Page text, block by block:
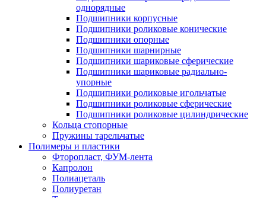
однорядные
Подшипники корпусные
Подшипники роликовые конические
Подшипники опорные
Подшипники шарнирные
Подшипники шариковые сферические
Подшипники шариковые радиально-
упорные
Подшипники роликовые игольчатые
Подшипники роликовые сферические
Подшипники роликовые цилиндрические
Кольца стопорные
Пружины тарельчатые
Полимеры и пластики
Фторопласт, ФУМ-лента
Капролон
Полиацеталь
Полиуретан